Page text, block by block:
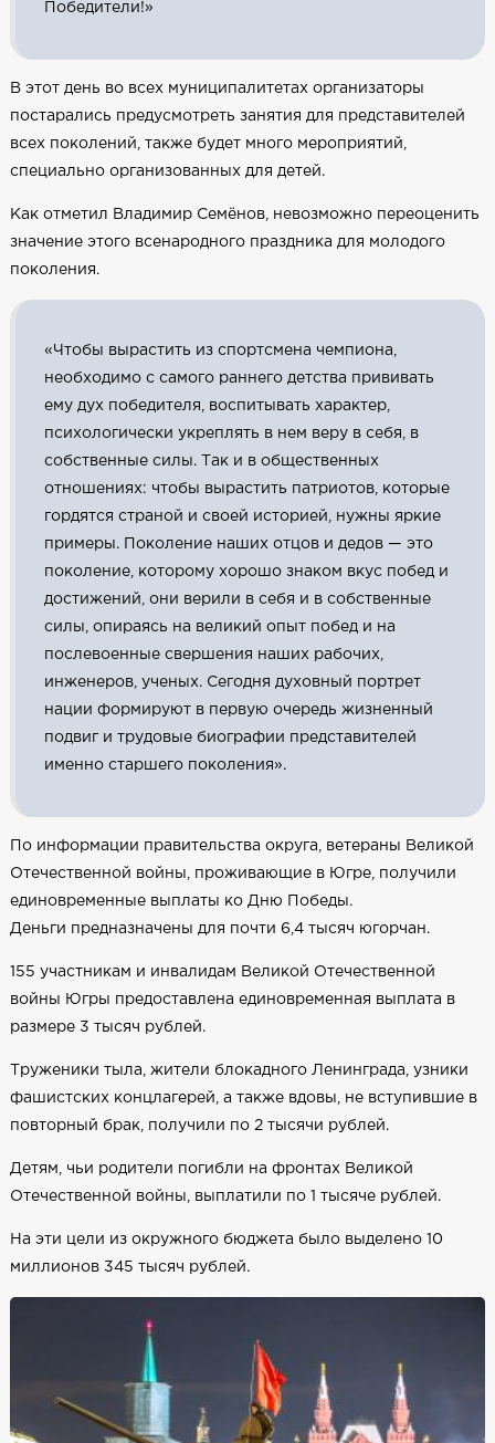
Победители!»
В этот день во всех муниципалитетах организаторы
постарались предусмотреть занятия для представителей
всех поколений, также будет много мероприятий,
специально организованных для детей.
Как отметил Владимир Семёнов, невозможно переоценить
значение этого всенародного праздника для молодого
поколения.
«Чтобы вырастить из спортсмена чемпиона,
необходимо с самого раннего детства прививать
ему дух победителя, воспитывать характер,
психологически укреплять в нем веру в себя, в
собственные силы. Так и в общественных
отношениях: чтобы вырастить патриотов, которые
гордятся страной и своей историей, нужны яркие
примеры. Поколение наших отцов и дедов — это
поколение, которому хорошо знаком вкус побед и
достижений, они верили в себя и в собственные
силы, опираясь на великий опыт побед и на
послевоенные свершения наших рабочих,
инженеров, ученых. Сегодня духовный портрет
нации формируют в первую очередь жизненный
подвиг и трудовые биографии представителей
именно старшего поколения».
По информации правительства округа, ветераны Великой
Отечественной войны, проживающие в Югре, получили
единовременные выплаты ко Дню Победы.
Деньги предназначены для почти 6,4 тысяч югорчан.
155 участникам и инвалидам Великой Отечественной
войны Югры предоставлена единовременная выплата в
размере 3 тысяч рублей.
Труженики тыла, жители блокадного Ленинграда, узники
фашистских концлагерей, а также вдовы, не вступившие в
повторный брак, получили по 2 тысячи рублей.
Детям, чьи родители погибли на фронтах Великой
Отечественной войны, выплатили по 1 тысяче рублей.
На эти цели из окружного бюджета было выделено 10
миллионов 345 тысяч рублей.